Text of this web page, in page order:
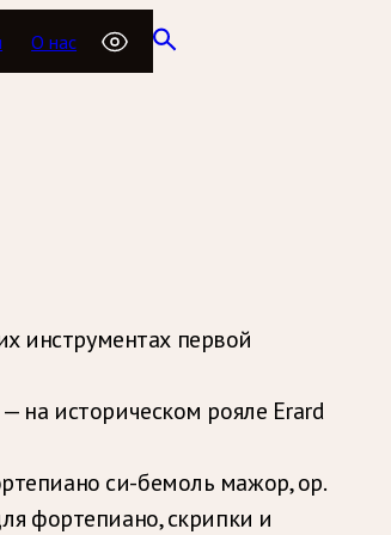
О нас
инструментах первой
на историческом рояле Erard
си-бемоль мажор, op.
фортепиано, скрипки и